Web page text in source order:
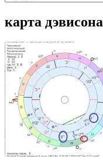
карта дэвисона